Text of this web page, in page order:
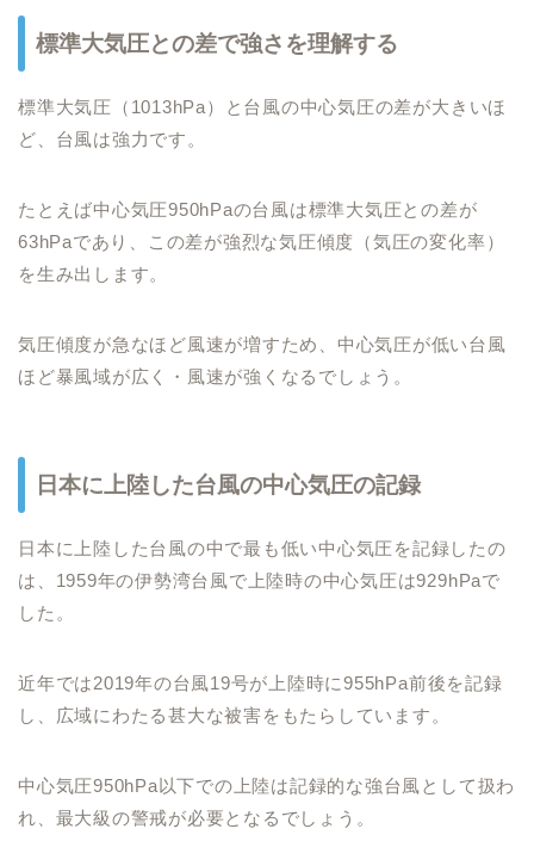
標準大気圧との差で強さを理解する
標準大気圧（1013hPa）と台風の中心気圧の差が大きいほ
ど、台風は強力です。
たとえば中心気圧950hPaの台風は標準大気圧との差が
63hPaであり、この差が強烈な気圧傾度（気圧の変化率）
を生み出します。
気圧傾度が急なほど風速が増すため、中心気圧が低い台風
ほど暴風域が広く・風速が強くなるでしょう。
日本に上陸した台風の中心気圧の記録
日本に上陸した台風の中で最も低い中心気圧を記録したの
は、1959年の伊勢湾台風で上陸時の中心気圧は929hPaで
した。
近年では2019年の台風19号が上陸時に955hPa前後を記録
し、広域にわたる甚大な被害をもたらしています。
中心気圧950hPa以下での上陸は記録的な強台風として扱わ
れ、最大級の警戒が必要となるでしょう。